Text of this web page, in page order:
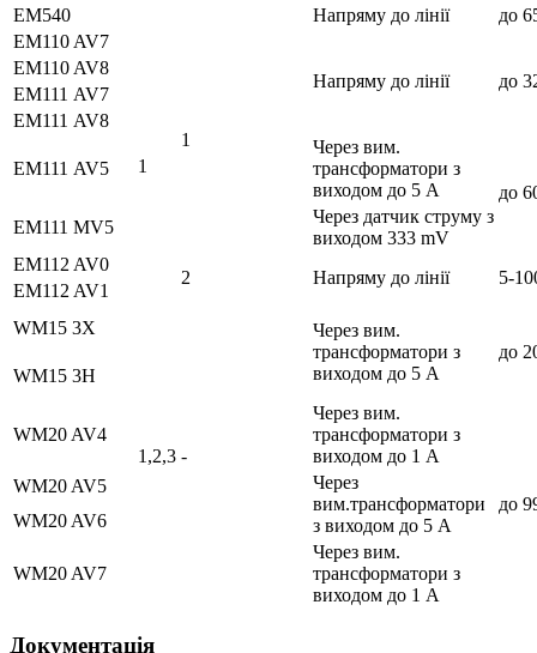
ЕМ540 Напряму до лінії
до
EM110 AV7
1
1
Напряму до лінії до
EM110 AV8
ЕМ111 AV7
ЕМ111 AV8
ЕМ111 AV5
Через вим.
трансформатори з
виходом до 5 А
до
ЕМ111 MV5
Через датчик струму з
виходом 333 mV
EM112 AV0
2 Напряму до лінії 5-
EM112 AV1
WM15 3X
1,2,3 -
Через вим.
трансформатори з
виходом до 5 А
до
WM15 3H
WM20 AV4
Через вим.
трансформатори з
виходом до 1 А
до
WM20 AV5
Через
вим.трансформатори
з виходом до 5 А
WM20 AV6
WM20 AV7
Через вим.
трансформатори з
виходом до 1 А
Документація